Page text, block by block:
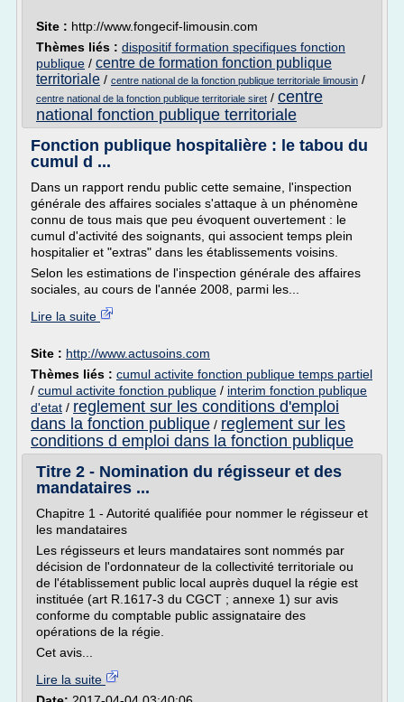
Site : http://www.fongecif-limousin.com
Thèmes liés : dispositif formation specifiques fonction
publique / centre de formation fonction publique
territoriale / centre national de la fonction publique territoriale limousin /
centre national de la fonction publique territoriale siret / centre
national fonction publique territoriale
Fonction publique hospitalière : le tabou du
cumul d ...
Dans un rapport rendu public cette semaine, l'inspection
générale des affaires sociales s'attaque à un phénomène
connu de tous mais que peu évoquent ouvertement : le
cumul d'activité des soignants, qui associent temps plein
hospitalier et "extras" dans les établissements voisins.
Selon les estimations de l'inspection générale des affaires
sociales, au cours de l'année 2008, parmi les...
Lire la suite
Site : http://www.actusoins.com
Thèmes liés : cumul activite fonction publique temps partiel
/ cumul activite fonction publique / interim fonction publique
d'etat / reglement sur les conditions d'emploi
dans la fonction publique / reglement sur les
conditions d emploi dans la fonction publique
Titre 2 - Nomination du régisseur et des
mandataires ...
Chapitre 1 - Autorité qualifiée pour nommer le régisseur et
les mandataires
Les régisseurs et leurs mandataires sont nommés par
décision de l'ordonnateur de la collectivité territoriale ou
de l'établissement public local auprès duquel la régie est
instituée (art R.1617-3 du CGCT ; annexe 1) sur avis
conforme du comptable public assignataire des
opérations de la régie.
Cet avis...
Lire la suite